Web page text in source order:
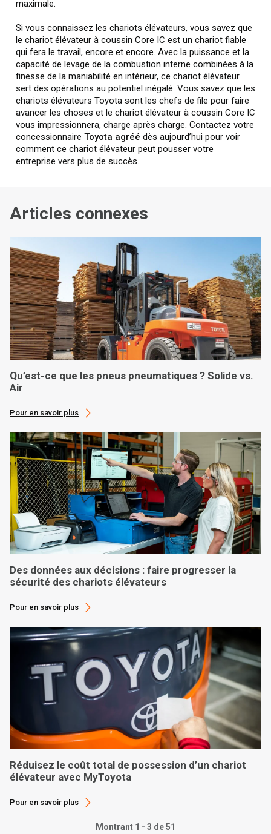
maximale.
Si vous connaissez les chariots élévateurs, vous savez que
le chariot élévateur à coussin Core IC est un chariot fiable
qui fera le travail, encore et encore. Avec la puissance et la
capacité de levage de la combustion interne combinées à la
finesse de la maniabilité en intérieur, ce chariot élévateur
sert des opérations au potentiel inégalé. Vous savez que les
chariots élévateurs Toyota sont les chefs de file pour faire
avancer les choses et le chariot élévateur à coussin Core IC
vous impressionnera, charge après charge. Contactez votre
concessionnaire Toyota agréé dès aujourd’hui pour voir
comment ce chariot élévateur peut pousser votre
entreprise vers plus de succès.
Articles connexes
Qu’est-ce que les pneus pneumatiques ? Solide vs.
Air
Pour en savoir plus
Des données aux décisions : faire progresser la
sécurité des chariots élévateurs
Pour en savoir plus
Réduisez le coût total de possession d’un chariot
élévateur avec MyToyota
Pour en savoir plus
Montrant 1 - 3 de 51